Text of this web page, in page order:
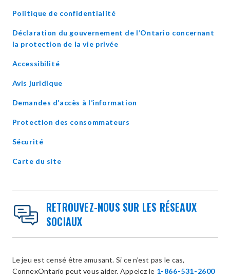
Politique de confidentialité
Déclaration du gouvernement de l’Ontario concernant
la protection de la vie privéeopens
Accessibilité
Avis juridique
Demandes d’accès à l’information
Protection des consommateurs
Sécurité
Carte du site
RETROUVEZ-NOUS SUR LES RÉSEAUX
SOCIAUX
Le jeu est censé être amusant. Si ce n’est pas le cas,
ConnexOntario peut vous aider. Appelez le 1-866-531-2600